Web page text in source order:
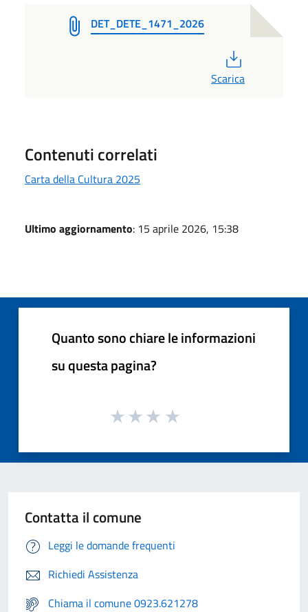
DET_DETE_1471_2026
Scarica
Contenuti correlati
Carta della Cultura 2025
Ultimo aggiornamento: 15 aprile 2026, 15:38
Quanto sono chiare le informazioni
su questa pagina?
Contatta il comune
Leggi le domande frequenti
Richiedi Assistenza
Chiama il comune 0923.621278